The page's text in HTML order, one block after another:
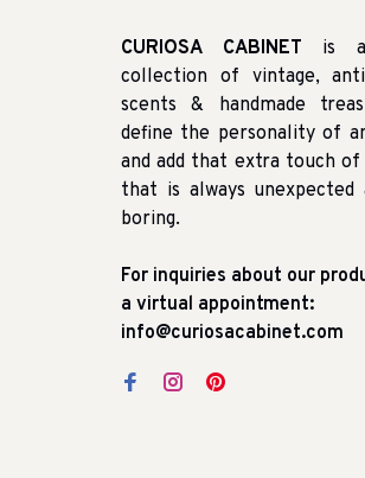
CURIOSA CABINET is a
collection of vintage,
scents & handmade
define the personality of
and add that extra touch
that is always unexpected
boring.
For inquiries about our
a virtual appointment:
info@curiosacabinet.com